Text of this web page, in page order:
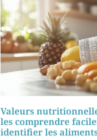
Valeurs
les comprendre
identifier les